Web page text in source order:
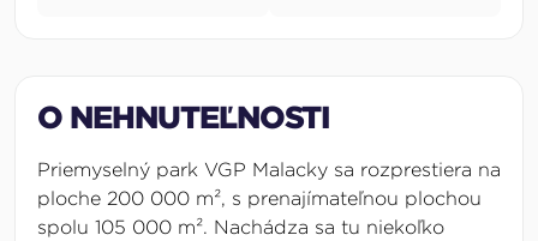
O NEHNUTEĽNOSTI
Priemyselný park VGP Malacky sa rozprestiera na
ploche 200 000 m², s prenajímateľnou plochou
spolu 105 000 m². Nachádza sa tu niekoľko